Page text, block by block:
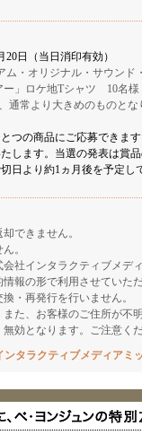
20日（当日消印有効）
ム・オリジナル・サウン
」ロケ地Tシャツ 10名様
通常より大きめのものと
つの商品にご応募できます
します。当選の発表は賞
日より約1ヵ月後を予定し
できません。
。
社インタラクティブメデ
報の形で利用させていただ
・再発行を行いません。
た、お客様のご住所が不
効となります。ご注意くだ
ンタラクティブメディアミ